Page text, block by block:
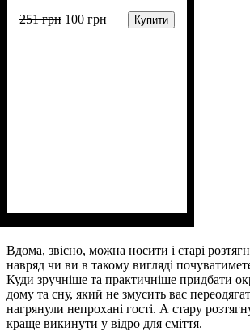
251грн 100 грн Купити
Вдома, звісно, ​​можна носити і старі
навряд чи ви в такому вигляді
Куди зручніше та практичніше придбати
дому та сну, який не змусить вас
нагрянули непрохані гості. А стару
краще викинути у відро для сміття.